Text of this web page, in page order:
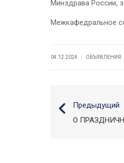
Минздрава России,
Межкафедральное
04.12.2024 ОБЪЯВЛЕНИЯ
Предыдущий
О